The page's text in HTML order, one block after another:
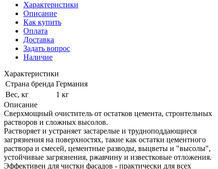
Характеристики
Описание
Как купить
Оплата
Доставка
Задать вопрос
Наличие
Характеристики
Страна бренда Германия
Вес, кг
1 кг
Описание
Сверхмощный очиститель от остатков цемента, строительных
растворов и сложных высолов.
Растворяет и устраняет застарелые и трудноподдающиеся
загрязнения на поверхностях, такие как остатки цементного
раствора и смесей, цементные разводы, выцветы и "высолы",
устойчивые загрязнения, ржавчину и известковые отложения.
Эффективен для чистки фасадов - практически для всех